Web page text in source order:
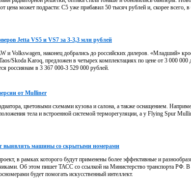
цена может подрасти: C5 уже прибавил 50 тысяч рублей и, скорее всего,
Jetta VS5 и VS7 за 3-3,3 млн рублей
и Volkswagen, наконец добрались до российских дилеров. «Младший»
Skoda Karoq, предложен в четырех комплектациях по цене от 3 000 000
россиянам в 3 367 000-3 529 000 рублей.
от Mulliner
цветовыми схемами кузова и салона, а также оснащением.
тела и встроенной системой терморегуляции, а у Flying Spur
выявлять машины со скрытыми номерами
в рамках которого будут применены более эффективные и
Об этом пишет ТАСС со ссылкой на Министерство транспорта РФ. В
будет помогать искусственный интеллект.